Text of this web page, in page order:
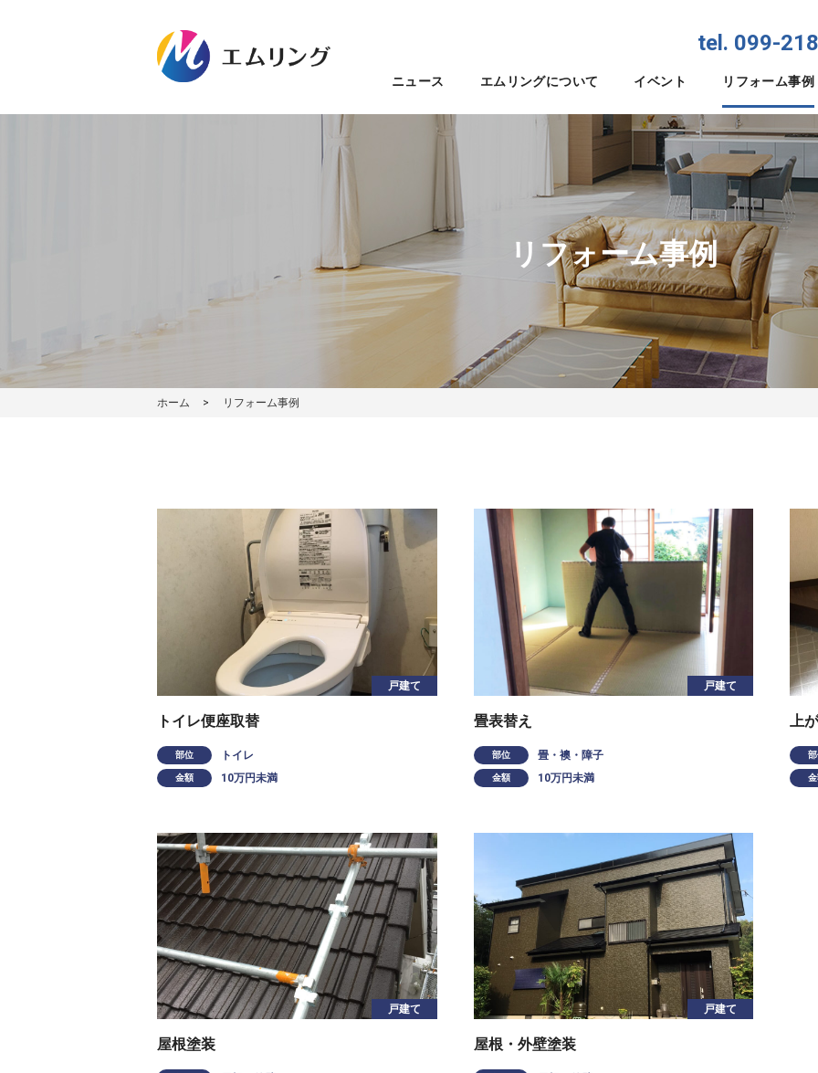
tel. 099-
ニュース エムリングについて イベント リフォーム事例
リフォーム事例
ホーム リフォーム事例
戸建て
トイレ便座取替
部位 トイレ
金額 10万円未満
戸建て
畳表替え
部位 畳・襖・障子
金額 10万円未満
上
戸建て
屋根塗装
戸建て
屋根・外壁塗装